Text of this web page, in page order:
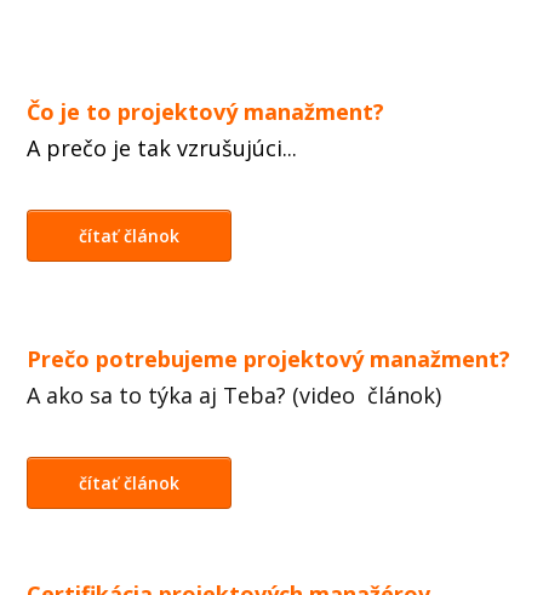
Čo je to projektový manažment?
A prečo je tak vzrušujúci...
čítať článok
Prečo potrebujeme projektový manažment?
A ako sa to týka aj Teba? (video článok)
čítať článok